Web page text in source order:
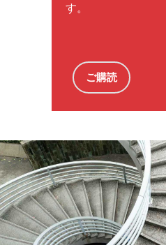
す。
ご購読